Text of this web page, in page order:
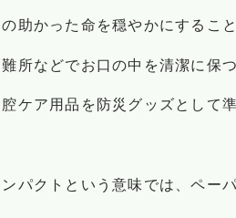
の助かった命を穏やかにするこ
所などでお口の中を清潔に保つ
腔ケア用品を防災グッズとして
ンパクトという意味では、ペー